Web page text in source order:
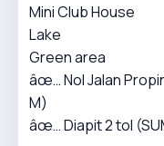
Mini Club House
Lake
Green area
âœ… Nol Jalan
M)
âœ… Diapit 2 tol